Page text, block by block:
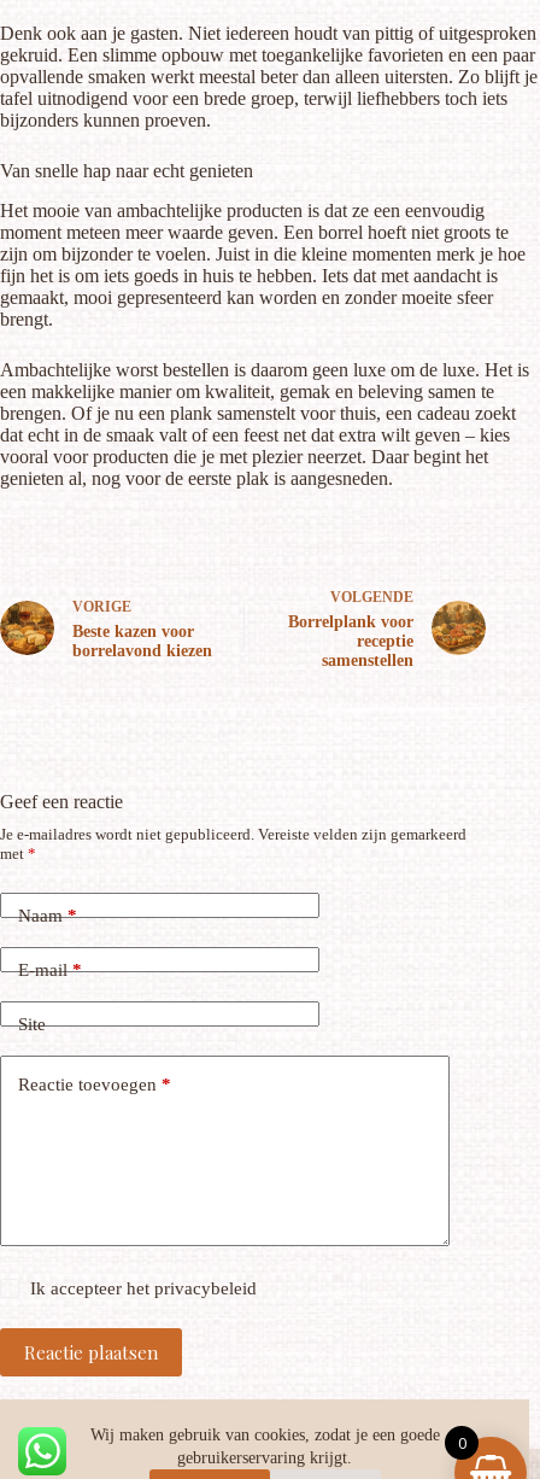
Wij maken gebruik van cookies, zodat je een goede
gebruikerservaring krijgt.
Denk ook aan je gasten. Niet iedereen houdt van pittig of uitgesproken
gekruid. Een slimme opbouw met toegankelijke favorieten en een paar
opvallende smaken werkt meestal beter dan alleen uitersten. Zo blijft je
tafel uitnodigend voor een brede groep, terwijl liefhebbers toch iets
bijzonders kunnen proeven.
Van snelle hap naar echt genieten
Het mooie van ambachtelijke producten is dat ze een eenvoudig
moment meteen meer waarde geven. Een borrel hoeft niet groots te
zijn om bijzonder te voelen. Juist in die kleine momenten merk je hoe
fijn het is om iets goeds in huis te hebben. Iets dat met aandacht is
gemaakt, mooi gepresenteerd kan worden en zonder moeite sfeer
brengt.
Ambachtelijke worst bestellen is daarom geen luxe om de luxe. Het is
een makkelijke manier om kwaliteit, gemak en beleving samen te
brengen. Of je nu een plank samenstelt voor thuis, een cadeau zoekt
dat echt in de smaak valt of een feest net dat extra wilt geven – kies
vooral voor producten die je met plezier neerzet. Daar begint het
genieten al, nog voor de eerste plak is aangesneden.
VORIGE
Beste kazen voor
borrelavond kiezen
VOLGENDE
Borrelplank voor
receptie
samenstellen
Geef een reactie
Je e-mailadres wordt niet gepubliceerd. Vereiste velden zijn gemarkeerd
met *
Naam*
E-mail*
Site
Reactie toevoegen *
Ik accepteer hetprivacybeleid
Reactie plaatsen
Facebook Instagram
0